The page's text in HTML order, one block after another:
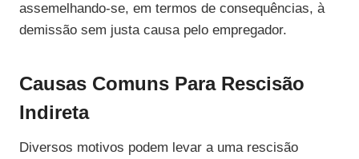
assemelhando-se, em termos de consequências, à
demissão sem justa causa pelo empregador.
Causas Comuns Para Rescisão
Indireta
Diversos motivos podem levar a uma rescisão